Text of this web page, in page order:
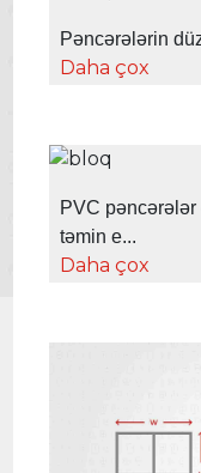
Pəncərələrin
Daha çox
PVC
təmin e...
Daha çox